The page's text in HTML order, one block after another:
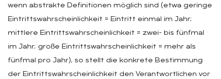
wenn abstrakte Definitionen möglich sind (etwa geringe
Eintrittswahrscheinlichkeit = Eintritt einmal im Jahr;
mittlere Eintrittswahrscheinlichkeit = zwei- bis fünfmal
im Jahr; große Eintrittswahrscheinlichkeit = mehr als
fünfmal pro Jahr), so stellt die konkrete Bestimmung
der Eintrittswahrscheinlichkeit den Verantwortlichen vor